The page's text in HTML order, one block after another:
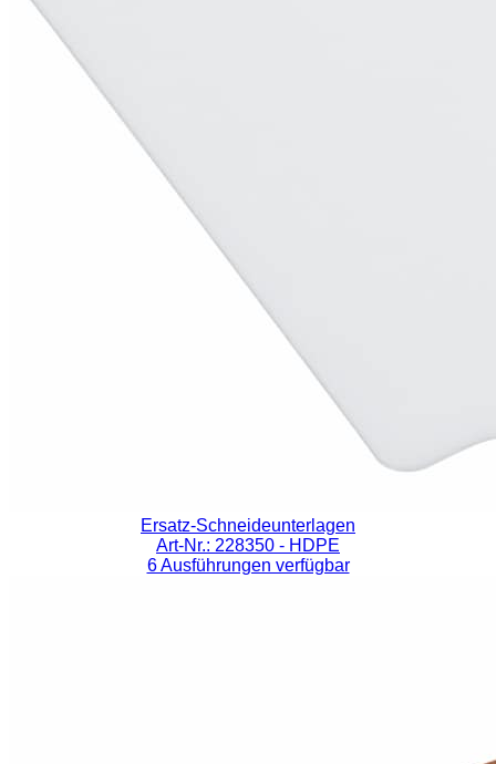
Ersatz-Schneideunterlagen
Art-Nr.: 228350 - HDPE
6 Ausführungen verfügbar